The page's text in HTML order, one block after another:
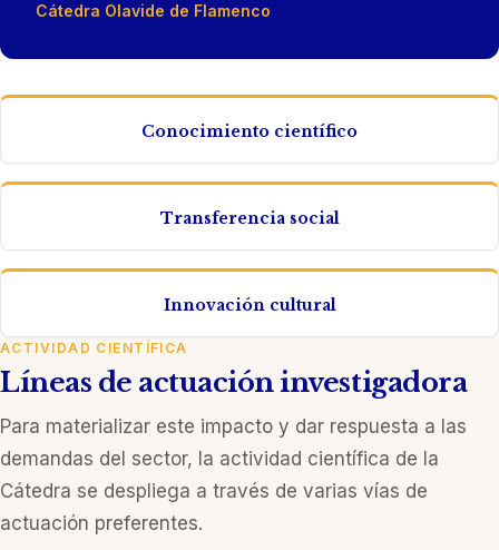
Cátedra Olavide de Flamenco
Conocimiento científico
Transferencia social
Innovación cultural
ACTIVIDAD CIENTÍFICA
Líneas de actuación investigadora
Para materializar este impacto y dar respuesta a las
demandas del sector, la actividad científica de la
Cátedra se despliega a través de varias vías de
actuación preferentes.